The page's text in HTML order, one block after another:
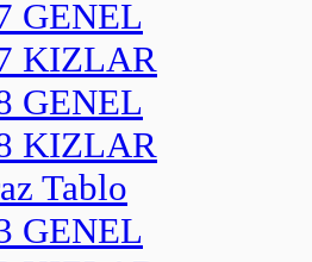
GENEL
KIZLAR
GENEL
KIZLAR
Tablo
GENEL